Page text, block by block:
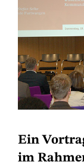
Ein
im